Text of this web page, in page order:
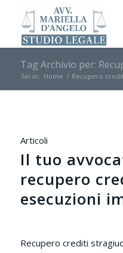
Tag Archivio per:
Sei in: Home / Recupero
Articoli
Il tuo
recupero
esecuzioni
Recupero crediti